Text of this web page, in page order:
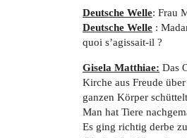
Deutsche Welle: Frau
Deutsche Welle :
quoi s’agissait-il ?
Gisela Matthiae: Das
Kirche aus Freude
ganzen Körper
Man hat Tiere
Es ging richtig derbe